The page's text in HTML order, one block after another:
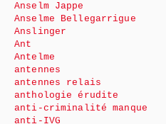
Anselm Jappe
Anselme Bellegarrigue
Anslinger
Ant
Antelme
antennes
antennes relais
anthologie érudite
anti-criminalité manque
anti-IVG